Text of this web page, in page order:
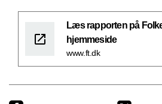
Læs rapporten på
hjemmeside
www.ft.dk